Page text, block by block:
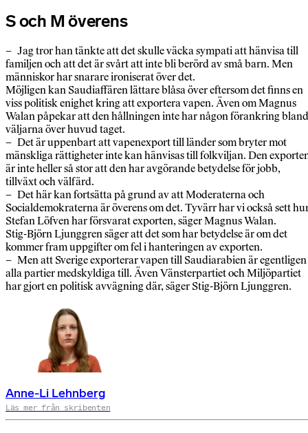
S och M överens
– Jag tror han tänkte att det skulle väcka sympati att hänvisa till
familjen och att det är svårt att inte bli berörd av små barn. Men
människor har snarare ironiserat över det.
Möjligen kan Saudiaffären lättare blåsa över eftersom det finns en
viss politisk enighet kring att exportera vapen. Även om Magnus
Walan påpekar att den hållningen inte har någon förankring bland
väljarna över huvud taget.
– Det är uppenbart att vapenexport till länder som bryter mot
mänskliga rättigheter inte kan hänvisas till folkviljan. Den
är inte heller så stor att den har avgörande betydelse för jobb,
tillväxt och välfärd.
– Det här kan fortsätta på grund av att Moderaterna och
Socialdemokraterna är överens om det. Tyvärr har vi också sett
Stefan Löfven har försvarat exporten, säger Magnus Walan.
Stig-Björn Ljunggren säger att det som har betydelse är om det
kommer fram uppgifter om fel i hanteringen av exporten.
– Men att Sverige exporterar vapen till Saudiarabien är egentligen
alla partier medskyldiga till. Även Vänsterpartiet och Miljöpartiet
har gjort en politisk avvägning där, säger Stig-Björn Ljunggren.
Anne-Li Lehnberg
Läs mer från skribenten